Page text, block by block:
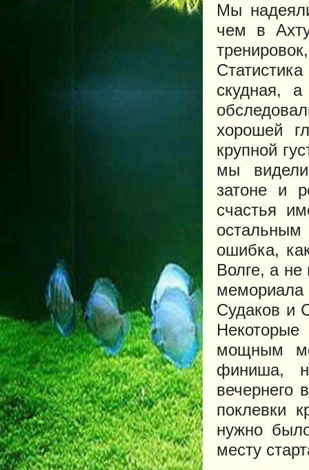
Мы
чем в
скудная,
хорошей
крупной
мы
затоне и
счастья
ошибка,
Волге, а
Судаков и
мощным
финиша,
вечернего
поклевки
нужно
месту